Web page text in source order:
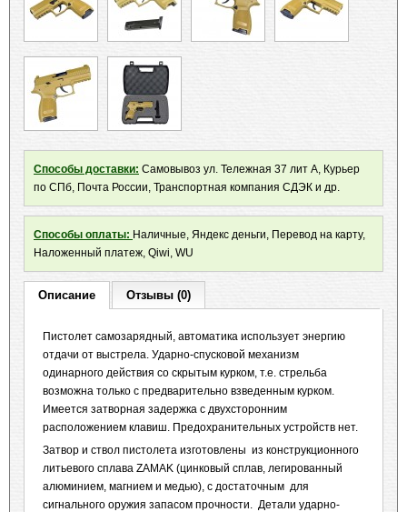
Способы доставки: Самовывоз ул. Тележная 37 лит А, Курьер
по СПб, Почта России, Транспортная компания СДЭК и др.
Способы оплаты: Наличные, Яндекс деньги, Перевод на карту,
Наложенный платеж, Qiwi, WU
Описание Отзывы (0)
Пистолет самозарядный, автоматика использует энергию
отдачи от выстрела. Ударно-спусковой механизм
одинарного действия со скрытым курком, т.е. стрельба
возможна только с предварительно взведенным курком.
Имеется затворная задержка с двухсторонним
расположением клавиш. Предохранительных устройств нет.
Затвор и ствол пистолета изготовлены из конструкционного
литьевого сплава ZAMAK (цинковый сплав, легированный
алюминием, магнием и медью), с достаточным для
сигнального оружия запасом прочности. Детали ударно-